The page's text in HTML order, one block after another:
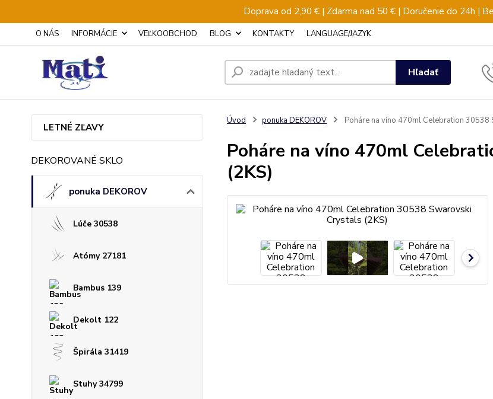
Doprava od 2,90 € | Zdarma nad 50 € | Doručenie do 24h |
O NÁS INFORMÁCIE VEĽKOOBCHOD BLOG KONTAKTY LANGUAGE/JAZYK
Hľadať
LETNÉ ZĽAVY
DEKOROVANÉ SKLO
ponuka DEKOROV
Lúče 30538
Atómy 27181
Bambus 139
Dekolt 122
Špirála 31419
Stuhy 34799
Úvod ponuka DEKOROV Poháre na víno 470ml Celebration 30538
Poháre na víno 470ml
(2KS)